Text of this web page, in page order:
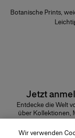
Botanische Prints,
Jetzt
Entdecke die Welt
über Kollektionen,
E-Mail-Adresse
Wir verwenden